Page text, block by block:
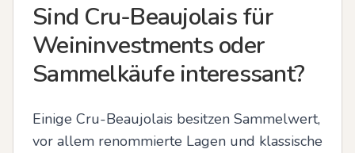
Sind Cru-Beaujolais für
Weininvestments oder
Sammelkäufe interessant?
Einige Cru-Beaujolais besitzen Sammelwert,
vor allem renommierte Lagen und klassische